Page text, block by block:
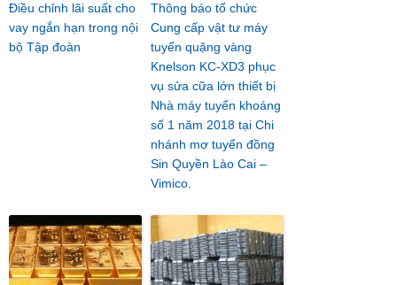
Điều chỉnh lãi suất cho
vay ngắn hạn trong nội
bộ Tập đoàn
Thông báo tổ chức
Cung cấp vật tư máy
tuyển quặng vàng
Knelson KC-XD3 phục
vụ sửa cữa lớn thiết bị
Nhà máy tuyển khoáng
số 1 năm 2018 tại Chi
nhánh mơ tuyển đồng
Sin Quyền Lào Cai –
Vimico.